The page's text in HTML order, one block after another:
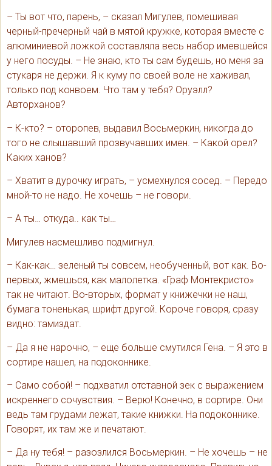
– Ты вот что, парень, – сказал Мигулев, помешивая
черный-пречерный чай в мятой кружке, которая вместе с
алюминиевой ложкой составляла весь набор имевшейся
у него посуды. – Не знаю, кто ты сам будешь, но меня за
стукаря не держи. Я к куму по своей воле не хаживал,
только под конвоем. Что там у тебя? Оруэлл?
Авторханов?
– К-кто? – оторопев, выдавил Восьмеркин, никогда до
того не слышавший прозвучавших имен. – Какой орел?
Каких ханов?
– Хватит в дурочку играть, – усмехнулся сосед. – Передо
мной-то не надо. Не хочешь – не говори.
– А ты… откуда.. как ты…
Мигулев насмешливо подмигнул.
– Как-как… зеленый ты совсем, необученный, вот как. Во-
первых, жмешься, как малолетка. «Граф Монтекристо»
так не читают. Во-вторых, формат у книжечки не наш,
бумага тоненькая, шрифт другой. Короче говоря, сразу
видно: тамиздат.
– Да я не нарочно, – еще больше смутился Гена. – Я это в
сортире нашел, на подоконнике.
– Само собой! – подхватил отставной зек с выражением
искреннего сочувствия. – Верю! Конечно, в сортире. Они
ведь там грудами лежат, такие книжки. На подоконнике.
Говорят, их там же и печатают.
– Да ну тебя! – разозлился Восьмеркин. – Не хочешь – не